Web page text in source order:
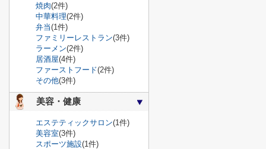
焼肉(2件)
中華料理(2件)
弁当(1件)
ファミリーレストラン(3件)
ラーメン(2件)
居酒屋(4件)
ファーストフード(2件)
その他(3件)
美容・健康
エステティックサロン(1件)
美容室(3件)
スポーツ施設(1件)